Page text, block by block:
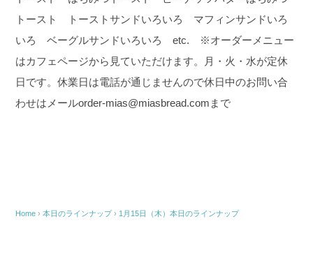
トースト トーストサンドいろいろ マフィンサンドいろ
いろ ベーグルサンドいろいろ etc. ※オーダーメニュー
はカフェページから見ていただけます。
月・火・水が定休
日です。休業日は電話が通じませんので休日中のお問い合
わせはメールorder-mias@miasbread.comまで
Home ›本日のラインナップ › 1月15日（木）本日のラインナップ